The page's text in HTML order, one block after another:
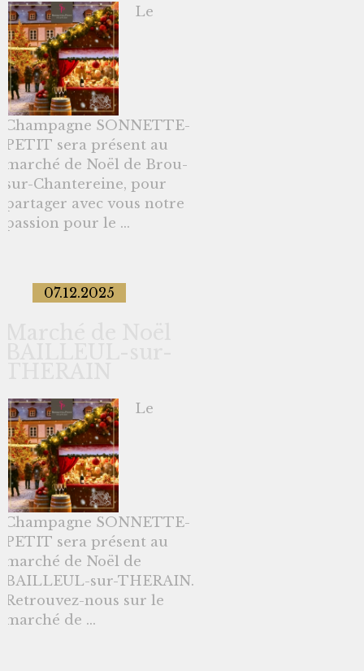
Le
Champagne SONNETTE-
PETIT sera présent au
marché de Noël de Brou-
sur-Chantereine, pour
partager avec vous notre
passion pour le ...
07.12.2025
Le
Champagne SONNETTE-
PETIT sera présent au
marché de Noël de
BAILLEUL-sur-THERAIN.
Retrouvez-nous sur le
marché de ...